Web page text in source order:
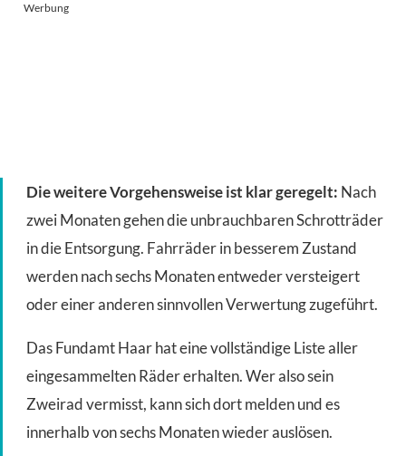
Werbung
Die weitere Vorgehensweise ist klar geregelt: Nach
zwei Monaten gehen die unbrauchbaren Schrotträder
in die Entsorgung. Fahrräder in besserem Zustand
werden nach sechs Monaten entweder versteigert
oder einer anderen sinnvollen Verwertung zugeführt.
Das Fundamt Haar hat eine vollständige Liste aller
eingesammelten Räder erhalten. Wer also sein
Zweirad vermisst, kann sich dort melden und es
innerhalb von sechs Monaten wieder auslösen.